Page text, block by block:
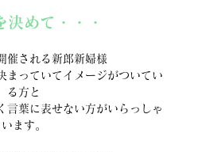
決めて・・・
催される新郎新婦様
まっていてイメージがついてい
る方と
言葉に表せない方がいらっしゃ
います。